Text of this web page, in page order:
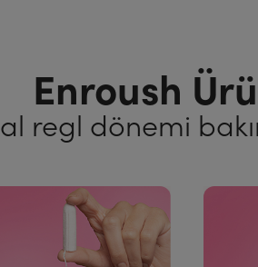
Enroush
regl dönemi